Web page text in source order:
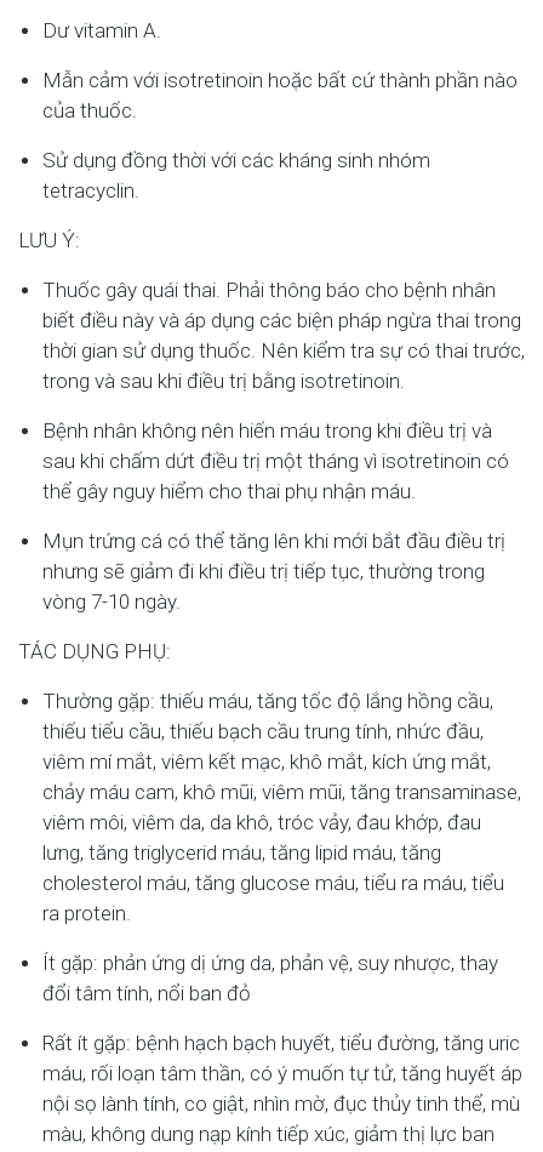
Dư vitamin A.
Mẫn cảm với isotretinoin hoặc bất cứ thành phần nào
của thuốc.
Sử dụng đồng thời với các kháng sinh nhóm
tetracyclin.
LƯU Ý:
Thuốc gây quái thai. Phải thông báo cho bệnh nhân
biết điều này và áp dụng các biện pháp ngừa thai trong
thời gian sử dụng thuốc. Nên kiểm tra sự có thai trước,
trong và sau khi điều trị bằng isotretinoin.
Bệnh nhân không nên hiến máu trong khi điều trị và
sau khi chấm dứt điều trị một tháng vì isotretinoin có
thể gây nguy hiểm cho thai phụ nhận máu.
Mụn trứng cá có thể tăng lên khi mới bắt đầu điều trị
nhưng sẽ giảm đi khi điều trị tiếp tục, thường trong
vòng 7-10 ngày.
TÁC DỤNG PHỤ:
Thường gặp: thiếu máu, tăng tốc độ lắng hồng cầu,
thiếu tiểu cầu, thiếu bạch cầu trung tính, nhức đầu,
viêm mí mắt, viêm kết mạc, khô mắt, kích ứng mắt,
chảy máu cam, khô mũi, viêm mũi, tăng transaminase,
viêm môi, viêm da, da khô, tróc vảy, đau khớp, đau
lưng, tăng triglycerid máu, tăng lipid máu, tăng
cholesterol máu, tăng glucose máu, tiểu ra máu, tiểu
ra protein.
Ít gặp: phản ứng dị ứng da, phản vệ, suy nhược, thay
đổi tâm tính, nổi ban đỏ
Rất ít gặp: bệnh hạch bạch huyết, tiểu đường, tăng uric
máu, rối loạn tâm thần, có ý muốn tự tử, tăng huyết áp
nội sọ lành tính, co giật, nhìn mờ, đục thủy tinh thể, mù
màu, không dung nạp kính tiếp xúc, giảm thị lực ban